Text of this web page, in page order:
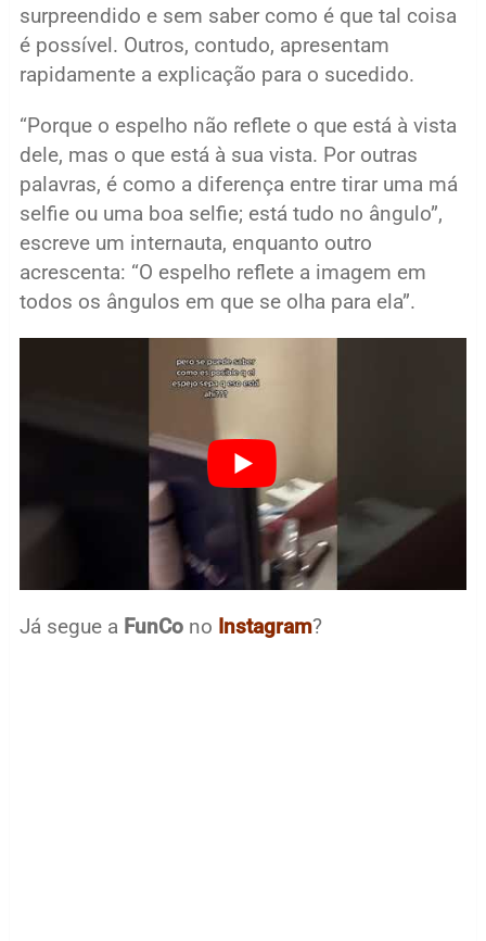
surpreendido e sem saber como é que tal coisa
é possível. Outros, contudo, apresentam
rapidamente a explicação para o sucedido.
“Porque o espelho não reflete o que está à vista
dele, mas o que está à sua vista. Por outras
palavras, é como a diferença entre tirar uma má
selfie ou uma boa selfie; está tudo no ângulo”,
escreve um internauta, enquanto outro
acrescenta: “O espelho reflete a imagem em
todos os ângulos em que se olha para ela”.
Já segue a FunCono Instagram?